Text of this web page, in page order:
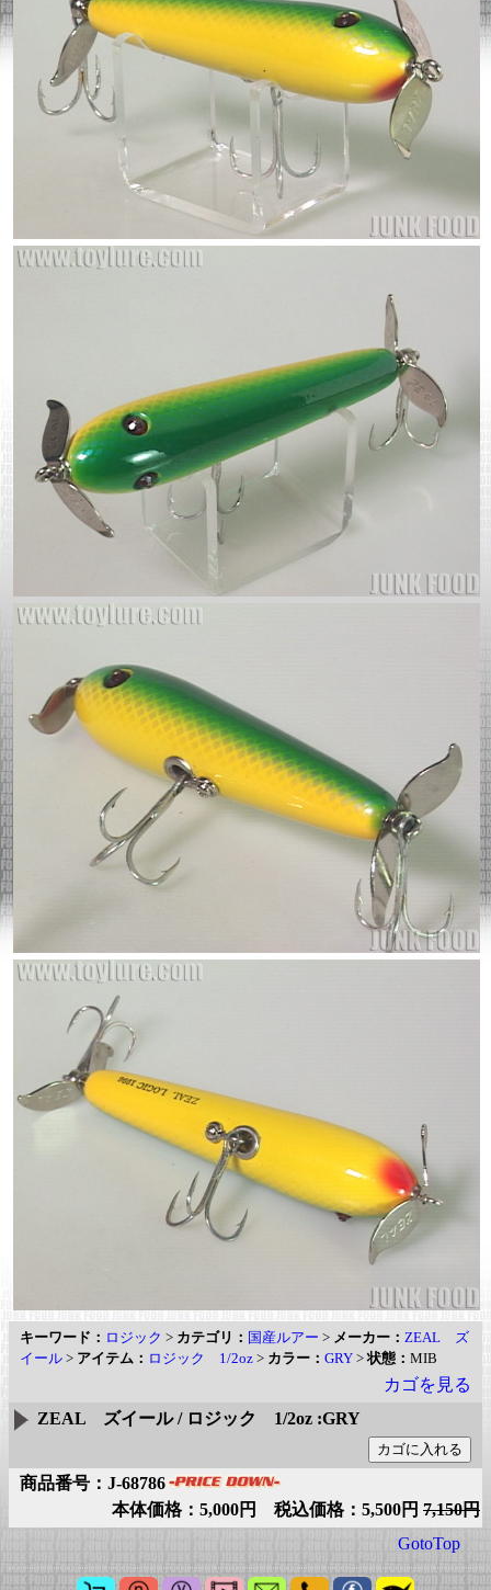
キーワード： ロジック > カテゴリ： 国産ルアー > メーカー： ZEAL ズ
イール > アイテム： ロジック 1/2oz > カラー： GRY >状態： MIB
カゴを見る
ZEAL ズイール / ロジック 1/2oz :GRY
商品番号：J-68786
本体価格：5,000円 税込価格：5,500円 7,150円
GotoTop